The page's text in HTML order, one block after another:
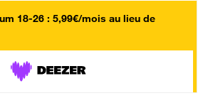
18-26 : 5,99€/mois au lieu de